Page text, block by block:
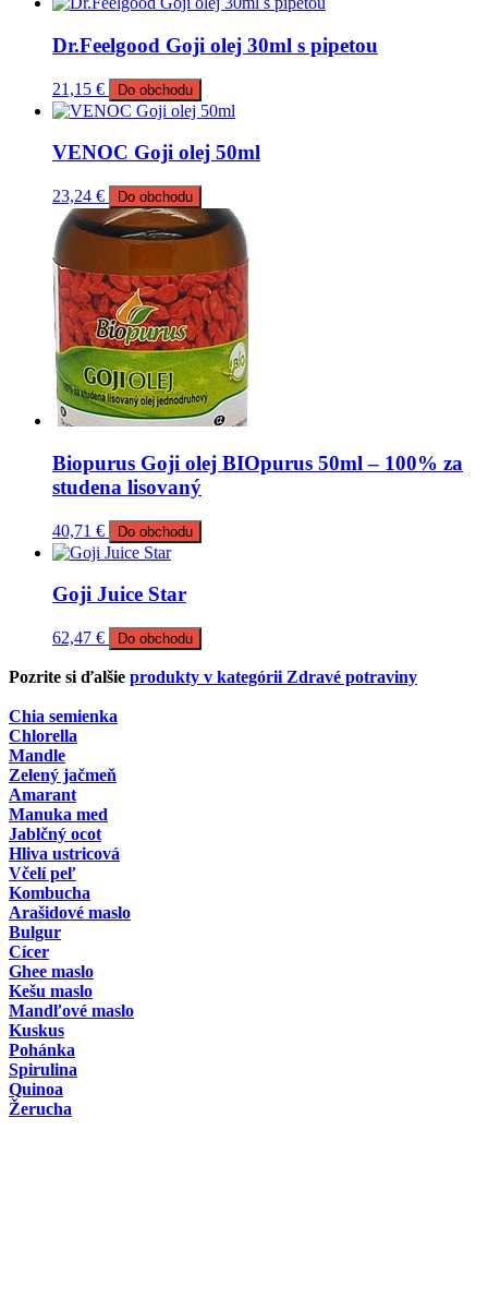
Dr.Feelgood Goji olej 30ml s pipetou
21,15 € Do obchodu
VENOC Goji olej 50ml
23,24 € Do obchodu
Biopurus Goji olej BIOpurus 50ml – 100% za
studena lisovaný
40,71 € Do obchodu
Goji Juice Star
62,47 € Do obchodu
Pozrite si ďalšie produkty v kategórii Zdravé potraviny
Chia semienka
Chlorella
Mandle
Zelený jačmeň
Amarant
Manuka med
Jablčný ocot
Hliva ustricová
Včelí peľ
Kombucha
Arašidové maslo
Bulgur
Cícer
Ghee maslo
Kešu maslo
Mandľové maslo
Kuskus
Pohánka
Spirulina
Quinoa
Žerucha